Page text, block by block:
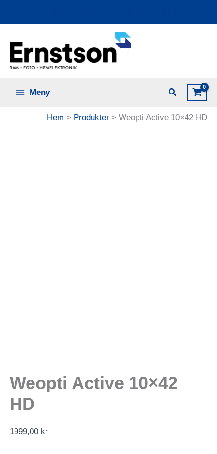
Meny
Hem Produkter Weopti Active 10×42 HD
Weopti Active 10×42
HD
1999,00 kr